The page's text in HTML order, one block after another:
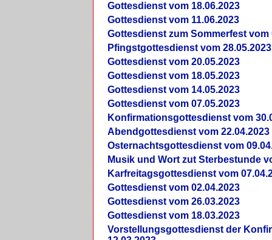
Gottesdienst vom 18.06.2023
Gottesdienst vom 11.06.2023
Gottesdienst zum Sommerfest vom
Pfingstgottesdienst vom 28.05.2023
Gottesdienst vom 20.05.2023
Gottesdienst vom 18.05.2023
Gottesdienst vom 14.05.2023
Gottesdienst vom 07.05.2023
Konfirmationsgottesdienst vom
Abendgottesdienst vom 22.04.2023
Osternachtsgottesdienst vom
Musik und Wort zut Sterbestunde
Karfreitagsgottesdienst vom
Gottesdienst vom 02.04.2023
Gottesdienst vom 26.03.2023
Gottesdienst vom 18.03.2023
Vorstellungsgottesdienst der